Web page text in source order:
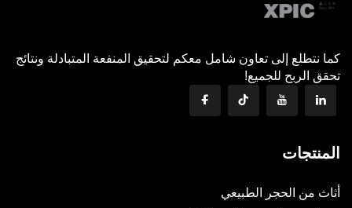
كما نتطلع إلى تعاون شامل معكم لتحقيق المنفعة المتبادلة ونتائج
تحقق الربح للجميع!
المنتجات
أثاث من الحجر الطبيعي